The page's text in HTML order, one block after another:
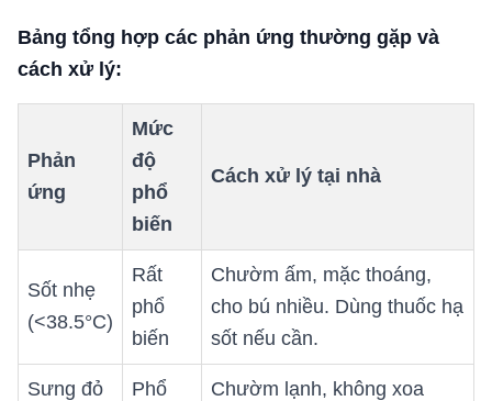
Bảng tổng hợp các phản ứng thường gặp và
cách xử lý:
Phản
ứng
Mức
độ
phổ
biến
Cách xử lý tại nhà
Sốt nhẹ
(<38.5°C)
Rất
phổ
biến
Chườm ấm, mặc thoáng,
cho bú nhiều. Dùng thuốc hạ
sốt nếu cần.
Sưng đỏ
Phổ
Chườm lạnh, không xoa